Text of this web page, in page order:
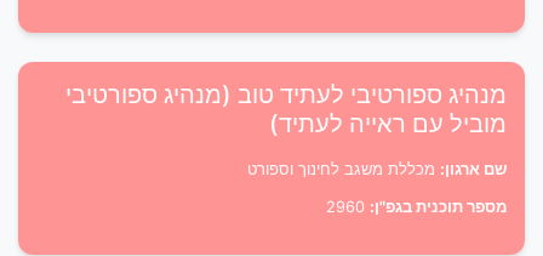
מנהיג ספורטיבי לעתיד טוב (מנהיג ספורטיבי
מוביל עם ראייה לעתיד)
שם ארגון: מכללת משגב לחינוך וספורט
מספר תוכנית בגפ"ן: